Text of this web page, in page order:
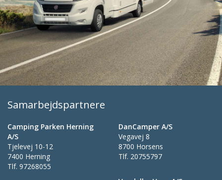
Samarbejdspartnere
Camping Parken Herning
A/S
Tjelevej 10-12
7400 Herning
Tlf. 97268055
DanCamper A/S
Vegavej 8
8700 Horsens
Tlf. 20755797